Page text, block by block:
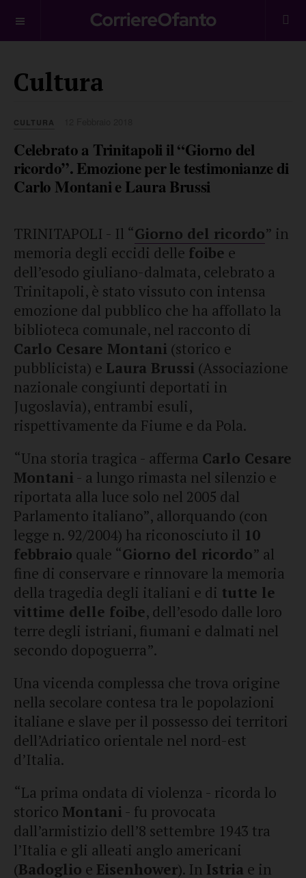
Cultura
CULTURA
Celebrato a Trinitapoli il “Giorno del
ricordo”. Emozione per le testimonianze di
Carlo Montani e Laura Brussi
TRINITAPOLI - Il “Giorno del ricordo” in
memoria degli eccidi delle foibe e
dell’esodo giuliano-dalmata, celebrato a
Trinitapoli, è stato vissuto con intensa
emozione dal pubblico che ha affollato la
biblioteca comunale, nel racconto di
Carlo Cesare Montani (storico e
pubblicista) e Laura Brussi (Associazione
nazionale congiunti deportati in
Jugoslavia), entrambi esuli,
rispettivamente da Fiume e da Pola.
“Una storia tragica - afferma Carlo Cesare
Montani - a lungo rimasta nel silenzio e
riportata alla luce solo nel 2005 dal
Parlamento italiano”, allorquando (con
legge n. 92/2004) ha riconosciuto il 10
febbraio quale “Giorno del ricordo” al
fine di conservare e rinnovare la memoria
della tragedia degli italiani e di tutte le
vittime delle foibe, dell’esodo dalle loro
terre degli istriani, fiumani e dalmati nel
secondo dopoguerra”.
Una vicenda complessa che trova origine
nella secolare contesa tra le popolazioni
italiane e slave per il possesso dei territori
dell’Adriatico orientale nel nord-est
d’Italia.
“La prima ondata di violenza - ricorda lo
storico Montani - fu provocata
dall’armistizio dell’8 settembre 1943 tra
l’Italia e gli alleati anglo americani
(Badoglio e Eisenhower). In Istria e in